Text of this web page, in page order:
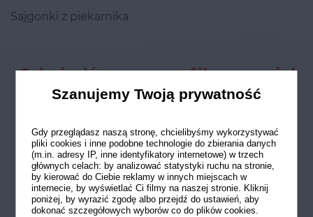
Sajgonki z piekarnika
Odwiedź nasze profile w social
mediach
Szanujemy Twoją prywatność
Gdy przeglądasz naszą stronę, chcielibyśmy wykorzystywać
pliki cookies i inne podobne technologie do zbierania danych
(m.in. adresy IP, inne identyfikatory internetowe) w trzech
głównych celach: by analizować statystyki ruchu na stronie,
by kierować do Ciebie reklamy w innych miejscach w
internecie, by wyświetlać Ci filmy na naszej stronie. Kliknij
poniżej, by wyrazić zgodę albo przejdź do ustawień, aby
dokonać szczegółowych wyborów co do plików cookies.